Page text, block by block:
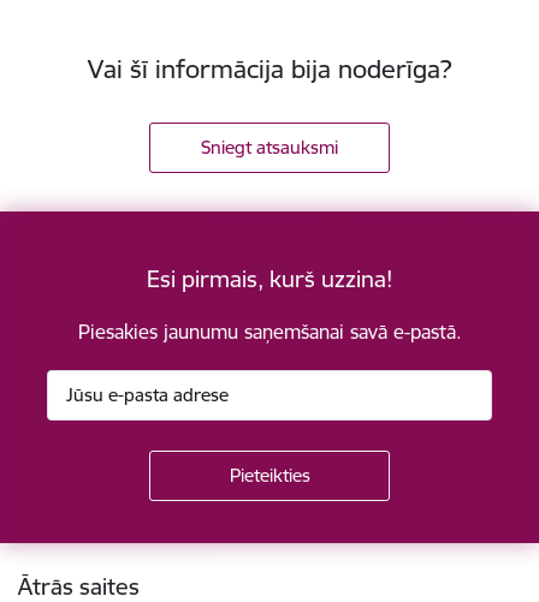
Vai šī informācija bija noderīga?
Sniegt atsauksmi
Esi pirmais, kurš uzzina!
Piesakies jaunumu saņemšanai savā e-pastā.
Kājene
Ātrās saites